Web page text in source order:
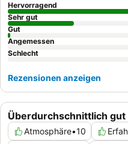
Überdurchschnittlich
Atmosphäre•10
Hervorragend
Sehr gut
Gut
Angemessen
Schlecht
Rezensionen anzeigen